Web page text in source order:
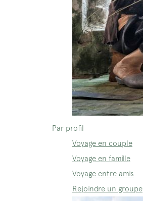
Par profil
Voyage en couple
Voyage en famille
Voyage entre amis
Rejoindre un groupe